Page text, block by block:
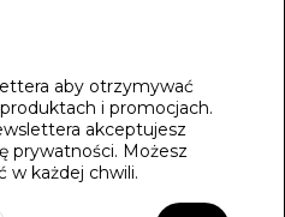
aby otrzymywać
i promocjach.
akceptujesz
prywatności. Możesz
w każdej chwili.